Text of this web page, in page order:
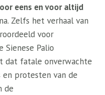
eens en voor altijd
Zelfs het verhaal van
voor
Sienese Palio
dat fatale onverwachte
en protesten van de
de